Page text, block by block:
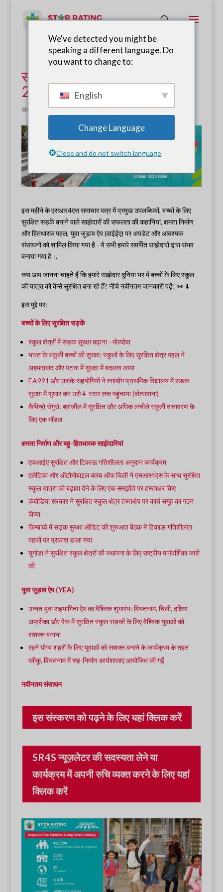
स्कूलों के लिए स्टार रेटिंग अक्टूबर
2025 न्यूज़लेटर
अक्टूबर 23, 2025|समाचार
इस महीने के एसआर4एस समाचार पत्र में प्रमुख उपलब्धियों, बच्चों के लिए
सुरक्षित सड़कें बनाने वाले साझेदारों की सफलता की कहानियां, क्षमता निर्माण
और हितधारक पहल, युवा जुड़ाव ऐप (वाईईए) पर अपडेट और आवश्यक
संसाधनों को शामिल किया गया है - ये सभी हमारे समर्पित साझेदारों द्वारा संभव
बनाया गया है।.
क्या आप जानना चाहते हैं कि हमारे साझेदार दुनिया भर में बच्चों के लिए स्कूल
की यात्रा को कैसे सुरक्षित बना रहे हैं? नीचे नवीनतम जानकारी पढ़ें! 👀 ⬇️
इस मुद्दे पर:
बच्चों के लिए सुरक्षित सड़कें
स्कूल क्षेत्रों में सड़क सुरक्षा बढ़ाना - मोल्दोवा
भारत के स्कूली बच्चों की सुरक्षा: स्कूलों के लिए सुरक्षित क्षेत्र पहल ने
अहमदाबाद और पटना में सुरक्षा में बदलाव लाया
EA991 और उसके सहयोगियों ने त्साबोंग प्राथमिक विद्यालय में सड़क
सुरक्षा में सुधार कर उसे 4-स्टार तक पहुंचाया (बोत्सवाना)
कैमिन्हो सेगुरो: ब्राज़ील में सुरक्षित और अधिक लचीले स्कूली वातावरण के
लिए एक मॉडल
क्षमता निर्माण और बहु-हितधारक साझेदारियां
एफआईए सुरक्षित और टिकाऊ गतिशीलता अनुदान कार्यक्रम
एलेटिका और ऑटोमोबाइल क्लब ऑफ चिली ने एसआर4एस के साथ सुरक्षित
स्कूल यात्रा को बढ़ावा देने के लिए एक समझौते पर हस्ताक्षर किए
कंबोडिया सरकार ने सुरक्षित स्कूल क्षेत्र हस्तक्षेप पर कार्य समूह का गठन
किया
ज़िम्बाब्वे में सड़क सुरक्षा ऑडिट की शुरुआत बैठक में टिकाऊ गतिशीलता
पहलों पर प्रकाश डाला गया
युगांडा ने सुरक्षित स्कूल क्षेत्रों की स्थापना के लिए राष्ट्रीय मार्गदर्शिका जारी
की
युवा जुड़ाव ऐप (YEA)
उन्नत युवा सहभागिता ऐप का वैश्विक शुभारंभ: वियतनाम, चिली, दक्षिण
अफ्रीका और पेरू में सुरक्षित स्कूल सड़कों के लिए वैश्विक युवाओं को
सशक्त बनाना
रहने योग्य शहरों के लिए युवाओं को सशक्त बनाने के कार्यक्रम के तहत
प्लीकू, वियतनाम में सह-निर्माण कार्यशालाएं आयोजित की गईं
नवीनतम संसाधन
इस संस्करण को पढ़ने के लिए यहां क्लिक करें
SR4S न्यूज़लेटर की सदस्यता लेने या
कार्यक्रम में अपनी रुचि व्यक्त करने के लिए यहां
क्लिक करें
We've detected you might be
speaking a different language. Do
you want to change to:
English
Change Language
Close and do not switch language